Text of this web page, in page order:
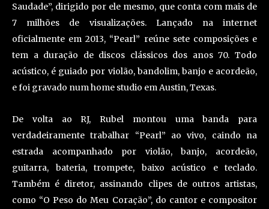
Saudade”, dirigido por ele mesmo, que conta com mais de
7 milhões de visualizações. Lançado na internet
oficialmente em 2013, “Pearl” reúne sete composições e
tem a duração de discos clássicos dos anos 70. Todo
acústico, é guiado por violão, bandolim, banjo e acordeão,
e foi gravado num home studio em Austin, Texas.
De volta ao RJ, Rubel montou uma banda para
verdadeiramente trabalhar “Pearl” ao vivo, caindo na
estrada acompanhado por violão, banjo, acordeão,
guitarra, bateria, trompete, baixo acústico e teclado.
Também é diretor, assinando clipes de outros artistas,
como “O Peso do Meu Coração”, do cantor e compositor